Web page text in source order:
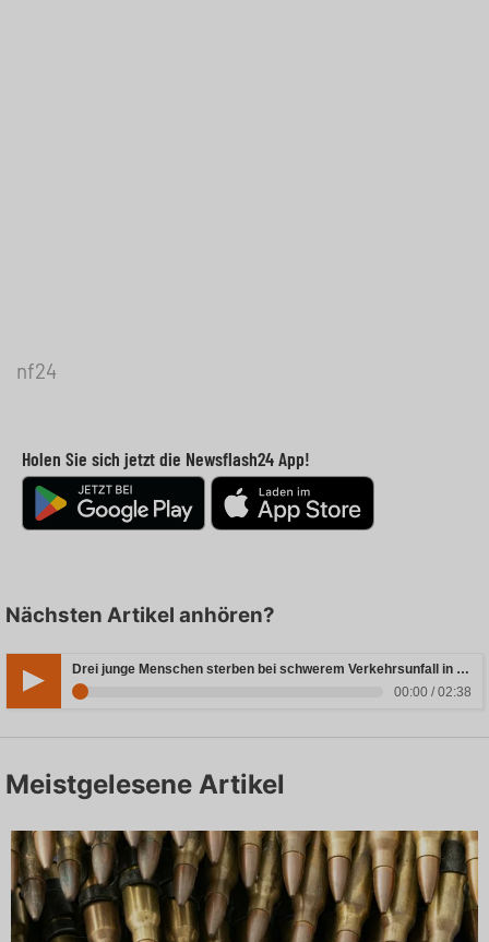
nf24
Holen Sie sich jetzt die Newsflash24 App!
Nächsten Artikel anhören?
Drei junge Menschen sterben bei schwerem Verkehrsunfall in Rheinland-Pfalz
00:00 / 02:38
Meistgelesene Artikel